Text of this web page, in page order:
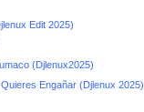
Edit 2025)
(Djlenux2025)
Engañar (Djlenux 2025)